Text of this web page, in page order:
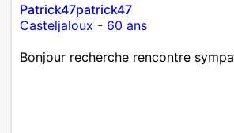
Patrick47patrick47
Casteljaloux - 60 ans
Bonjour recherche rencontre sympa